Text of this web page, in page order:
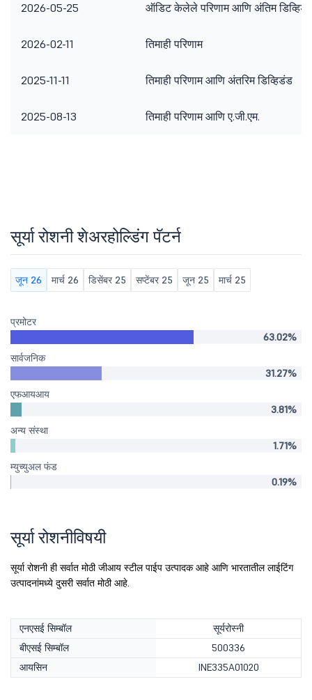
2026-05-25 ऑडिट केलेले परिणाम आणि अंतिम
2026-02-11 तिमाही परिणाम
2025-11-11 तिमाही परिणाम आणि अंतरिम डिव्हिडंड
2025-08-13 तिमाही परिणाम आणि ए.जी.एम.
सूर्या रोशनी शेअरहोल्डिंग पॅटर्न
जून 26 मार्च 26 डिसेंबर 25 सप्टेंबर 25 जून 25 मार्च 25
प्रमोटर
63.02%
सार्वजनिक
31.27%
एफआयआय
3.81%
अन्य संस्था
1.71%
म्युच्युअल फंड
0.19%
सूर्या रोशनीविषयी
सूर्या रोशनी ही सर्वात मोठी जीआय स्टील पाईप उत्पादक आहे आणि भारतातील लाईटिंग
उत्पादनांमध्ये दुसरी सर्वात मोठी आहे.
एनएसई सिम्बॉल
सूर्यरोस्नी
बीएसई सिम्बॉल
500336
आयसिन
INE335A01020